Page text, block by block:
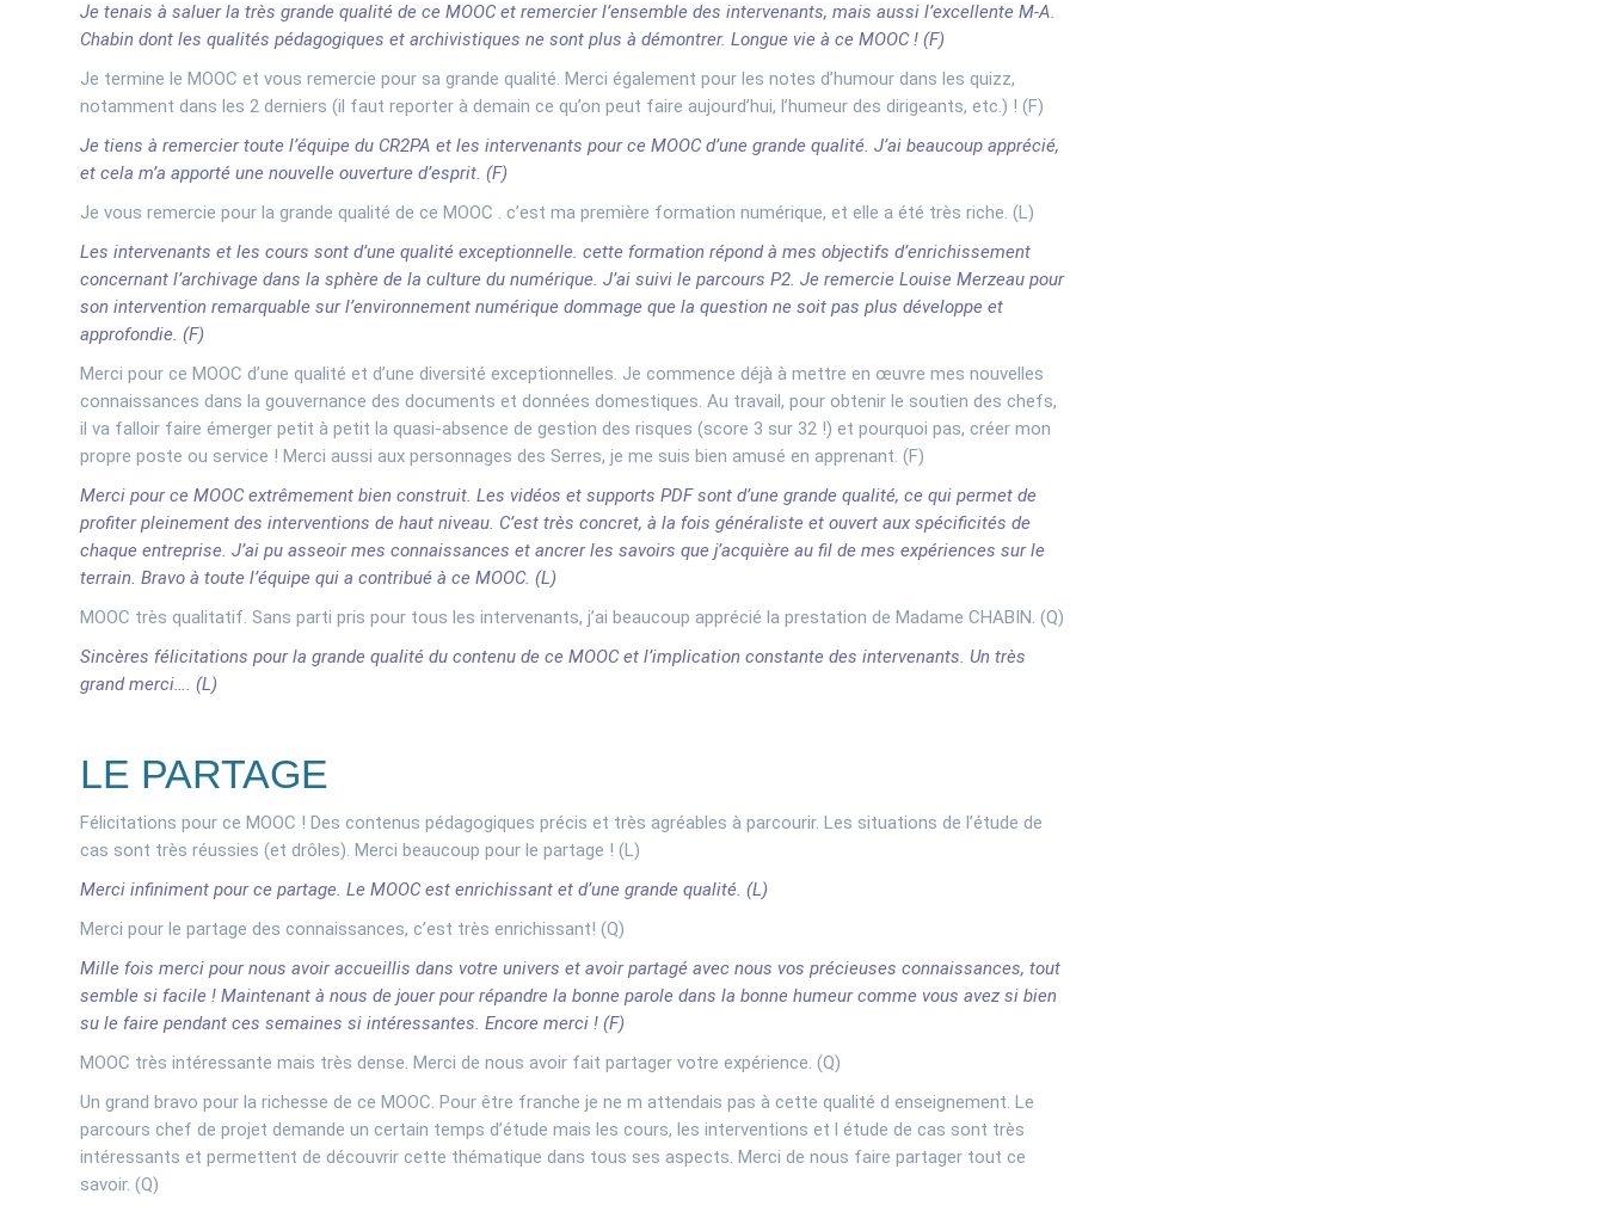
Je tenais à saluer la très grande qualité de ce MOOC et remercier l’ensemble des intervenants, mais aussi l’excellente M-A.
Chabin dont les qualités pédagogiques et archivistiques ne sont plus à démontrer. Longue vie à ce MOOC ! (F)
Je termine le MOOC et vous remercie pour sa grande qualité. Merci également pour les notes d’humour dans les quizz,
notamment dans les 2 derniers (il faut reporter à demain ce qu’on peut faire aujourd’hui, l’humeur des dirigeants, etc.) ! (F)
Je tiens à remercier toute l’équipe du CR2PA et les intervenants pour ce MOOC d’une grande qualité. J’ai beaucoup apprécié,
et cela m’a apporté une nouvelle ouverture d’esprit. (F)
Je vous remercie pour la grande qualité de ce MOOC . c’est ma première formation numérique, et elle a été très riche. (L)
Les intervenants et les cours sont d’une qualité exceptionnelle. cette formation répond à mes objectifs d’enrichissement
concernant l’archivage dans la sphère de la culture du numérique. J’ai suivi le parcours P2. Je remercie Louise Merzeau pour
son intervention remarquable sur l’environnement numérique dommage que la question ne soit pas plus développe et
approfondie. (F)
Merci pour ce MOOC d’une qualité et d’une diversité exceptionnelles. Je commence déjà à mettre en œuvre mes nouvelles
connaissances dans la gouvernance des documents et données domestiques. Au travail, pour obtenir le soutien des chefs,
il va falloir faire émerger petit à petit la quasi-absence de gestion des risques (score 3 sur 32 !) et pourquoi pas, créer mon
propre poste ou service ! Merci aussi aux personnages des Serres, je me suis bien amusé en apprenant. (F)
Merci pour ce MOOC extrêmement bien construit. Les vidéos et supports PDF sont d’une grande qualité, ce qui permet de
profiter pleinement des interventions de haut niveau. C’est très concret, à la fois généraliste et ouvert aux spécificités de
chaque entreprise. J’ai pu asseoir mes connaissances et ancrer les savoirs que j’acquière au fil de mes expériences sur le
terrain. Bravo à toute l’équipe qui a contribué à ce MOOC. (L)
MOOC très qualitatif. Sans parti pris pour tous les intervenants, j’ai beaucoup apprécié la prestation de Madame CHABIN. (Q)
Sincères félicitations pour la grande qualité du contenu de ce MOOC et l’implication constante des intervenants. Un très
grand merci…. (L)
LE PARTAGE
Félicitations pour ce MOOC ! Des contenus pédagogiques précis et très agréables à parcourir. Les situations de l’étude de
cas sont très réussies (et drôles). Merci beaucoup pour le partage ! (L)
Merci infiniment pour ce partage. Le MOOC est enrichissant et d’une grande qualité. (L)
Merci pour le partage des connaissances, c’est très enrichissant! (Q)
Mille fois merci pour nous avoir accueillis dans votre univers et avoir partagé avec nous vos précieuses connaissances, tout
semble si facile ! Maintenant à nous de jouer pour répandre la bonne parole dans la bonne humeur comme vous avez si bien
su le faire pendant ces semaines si intéressantes. Encore merci ! (F)
MOOC très intéressante mais très dense. Merci de nous avoir fait partager votre expérience. (Q)
Un grand bravo pour la richesse de ce MOOC. Pour être franche je ne m attendais pas à cette qualité d enseignement. Le
parcours chef de projet demande un certain temps d’étude mais les cours, les interventions et l étude de cas sont très
intéressants et permettent de découvrir cette thématique dans tous ses aspects. Merci de nous faire partager tout ce
savoir. (Q)